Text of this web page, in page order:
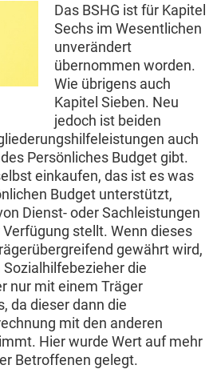
Das BSHG ist für Kapitel
Sechs im Wesentlichen
unverändert
übernommen worden.
Wie übrigens auch
Kapitel Sieben. Neu
jedoch ist beiden
auch
Persönliches Budget gibt.
einkaufen, das ist es was
Budget unterstützt,
Dienst- oder Sachleistungen
stellt. Wenn dieses
gewährt wird,
die
nur mit einem Träger
da dieser dann die
mit den anderen
Hier wurde Wert auf mehr
Betroffenen gelegt.